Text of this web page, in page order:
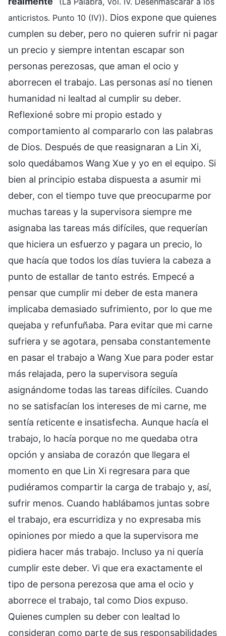
anticristos. Punto 10 (IV)). Dios expone que quienes
cumplen su deber, pero no quieren sufrir ni pagar
un precio y siempre intentan escapar son
personas perezosas, que aman el ocio y
aborrecen el trabajo. Las personas así no tienen
humanidad ni lealtad al cumplir su deber.
Reflexioné sobre mi propio estado y
comportamiento al compararlo con las palabras
de Dios. Después de que reasignaran a Lin Xi,
solo quedábamos Wang Xue y yo en el equipo. Si
bien al principio estaba dispuesta a asumir mi
deber, con el tiempo tuve que preocuparme por
muchas tareas y la supervisora siempre me
asignaba las tareas más difíciles, que requerían
que hiciera un esfuerzo y pagara un precio, lo
que hacía que todos los días tuviera la cabeza a
punto de estallar de tanto estrés. Empecé a
pensar que cumplir mi deber de esta manera
implicaba demasiado sufrimiento, por lo que me
quejaba y refunfuñaba. Para evitar que mi carne
sufriera y se agotara, pensaba constantemente
en pasar el trabajo a Wang Xue para poder estar
más relajada, pero la supervisora seguía
asignándome todas las tareas difíciles. Cuando
no se satisfacían los intereses de mi carne, me
sentía reticente e insatisfecha. Aunque hacía el
trabajo, lo hacía porque no me quedaba otra
opción y ansiaba de corazón que llegara el
momento en que Lin Xi regresara para que
pudiéramos compartir la carga de trabajo y, así,
sufrir menos. Cuando hablábamos juntas sobre
el trabajo, era escurridiza y no expresaba mis
opiniones por miedo a que la supervisora me
pidiera hacer más trabajo. Incluso ya ni quería
cumplir este deber. Vi que era exactamente el
tipo de persona perezosa que ama el ocio y
aborrece el trabajo, tal como Dios expuso.
Quienes cumplen su deber con lealtad lo
consideran como parte de sus responsabilidades